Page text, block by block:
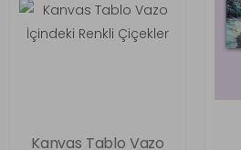
Kanvas Tablo Vazo